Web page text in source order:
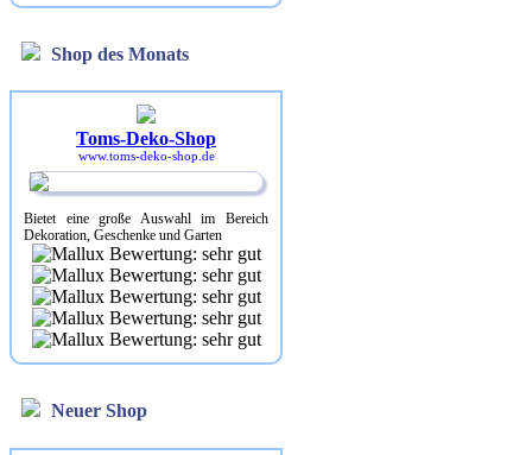
Shop des Monats
Toms-Deko-Shop
www.toms-deko-shop.de
Bietet eine große Auswahl im Bereich
Dekoration, Geschenke und Garten
Neuer Shop